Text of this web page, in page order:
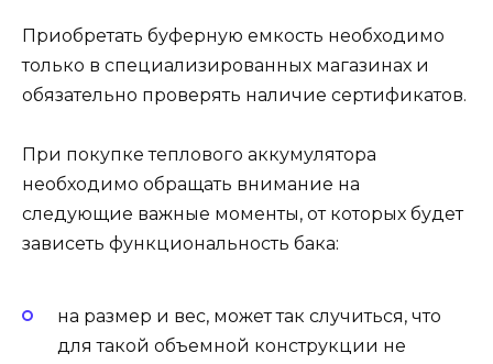
Приобретать буферную емкость необходимо
только в специализированных магазинах и
обязательно проверять наличие сертификатов.
При покупке теплового аккумулятора
необходимо обращать внимание на
следующие важные моменты, от которых будет
зависеть функциональность бака:
на размер и вес, может так случиться, что
для такой объемной конструкции не